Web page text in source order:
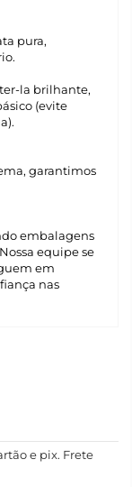
pura,
la brilhante,
(evite
garantimos
embalagens
equipe se
em
nas
e pix. Frete